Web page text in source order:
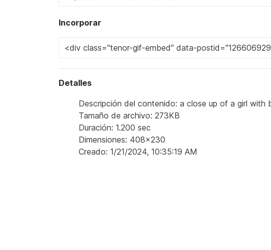
Incorporar
Detalles
Descripción del contenido: a close up of a girl with
Tamaño de archivo: 273KB
Duración: 1.200 sec
Dimensiones: 408x230
Creado: 1/21/2024, 10:35:19 AM